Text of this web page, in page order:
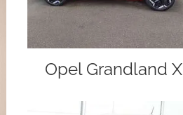
Opel Grandland X